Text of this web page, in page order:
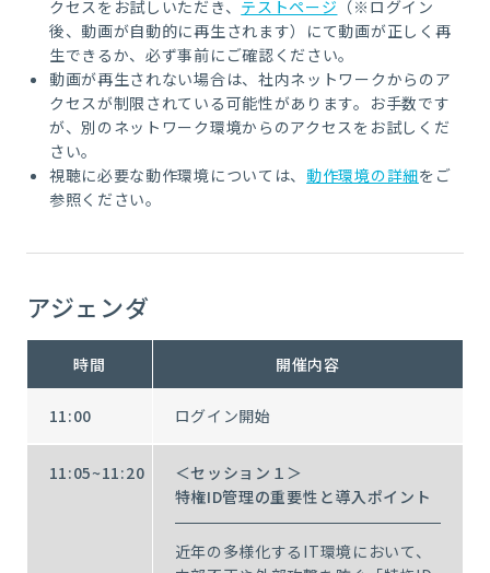
クセスをお試しいただき、 テストページ （※ログイン
後、動画が自動的に再生されます）にて動画が正しく再
生できるか、必ず事前にご確認ください。
動画が再生されない場合は、社内ネットワークからのア
クセスが制限されている可能性があります。お手数です
が、別のネットワーク環境からのアクセスをお試しくだ
さい。
視聴に必要な動作環境については、 動作環境の詳細をご
参照ください。
アジェンダ
時間 開催内容
11:00 ログイン開始
11:05~11:20
＜セッション１＞
特権ID管理の重要性と導入ポイント
近年の多様化するIT環境において、